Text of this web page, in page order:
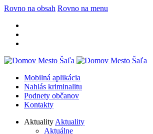
Rovno na obsah Rovno na menu
Mobilná aplikácia
Nahlás kriminalitu
Podnety občanov
Kontakty
Aktuality Aktuality
Aktuálne